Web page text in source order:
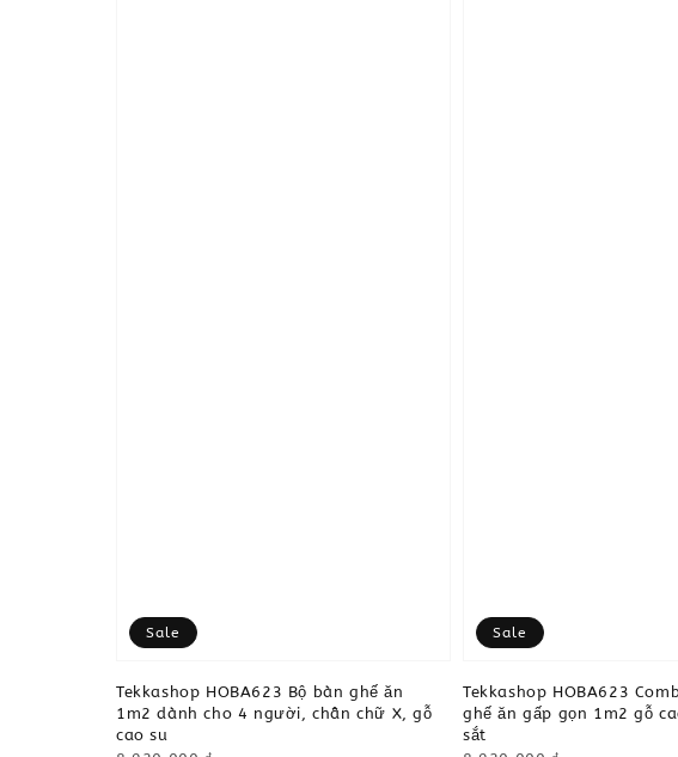
Sale
Tekkashop HOBA623 Bộ bàn ghế ăn
1m2 dành cho 4 người, chân chữ X, gỗ
cao su
Sale
Tekkashop HOBA623
ghế ăn gấp gọn 1m2 gỗ
sắt